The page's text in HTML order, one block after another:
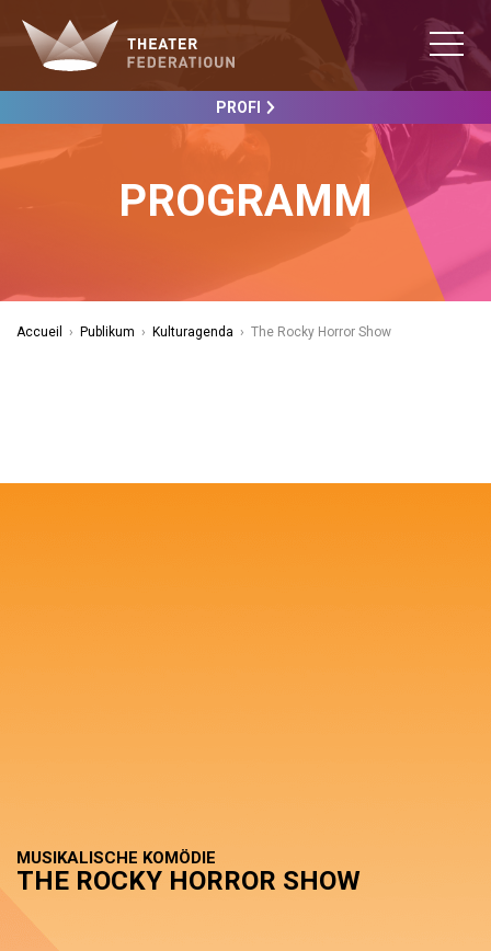
PROFI
PROGRAMM
Accueil › Publikum › Kulturagenda › The Rocky Horror Show
MUSIKALISCHE KOMÖDIE
THE ROCKY HORROR SHOW